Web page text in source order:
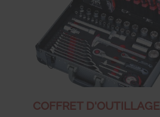
COFFRET D'OUTILLAGE